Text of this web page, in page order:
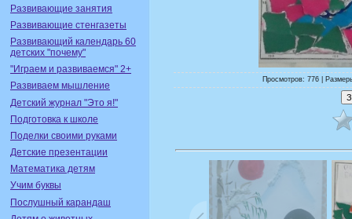
Развивающие занятия
Развивающие стенгазеты
Развивающий календарь 60
детских "почему"
"Играем и развиваемся" 2+
Развиваем мышление
Детский журнал "Это я!"
Подготовка к школе
Поделки своими руками
Детские презентации
Математика детям
Учим буквы
Послушный карандаш
Просмотров: 776 |